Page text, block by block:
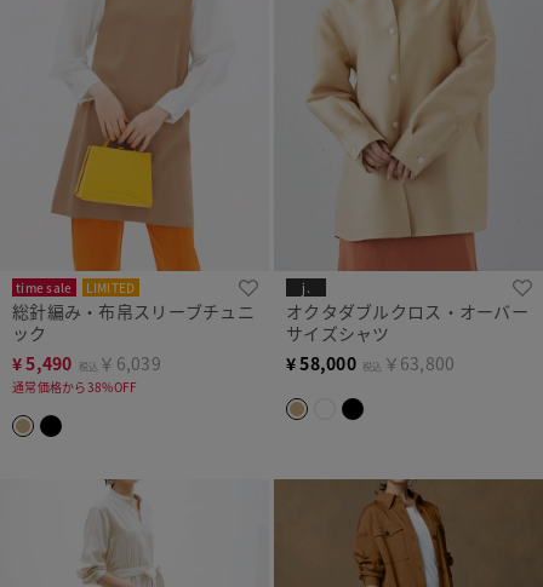
time sale LIMITED
総針編み・布帛スリーブチュニ
ック
¥5,490 税込 ￥6,039
通常価格から38%OFF
j.
オクタダブルクロス・オーバー
サイズシャツ
¥58,000 税込 ￥63,800